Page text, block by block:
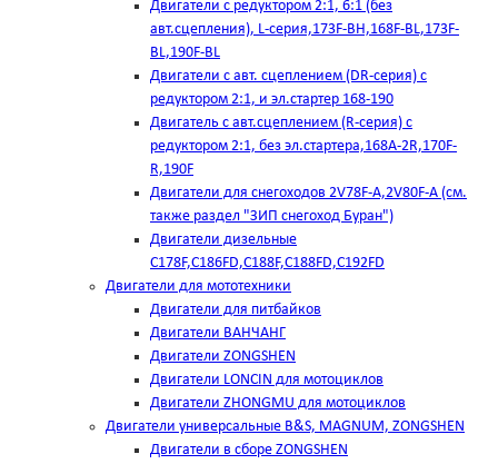
Двигатели с редуктором 2:1, 6:1 (без
авт.сцепления), L-серия,173F-BH,168F-BL,173F-
BL,190F-BL
Двигатели с авт. сцеплением (DR-серия) с
редуктором 2:1, и эл.стартер 168-190
Двигатель с авт.сцеплением (R-серия) с
редуктором 2:1, без эл.стартера,168А-2R,170F-
R,190F
Двигатели для снегоходов 2V78F-A,2V80F-A (см.
также раздел "ЗИП снегоход Буран")
Двигатели дизельные
C178F,С186FD,C188F,C188FD,C192FD
Двигатели для мототехники
Двигатели для питбайков
Двигатели ВАНЧАНГ
Двигатели ZONGSHEN
Двигатели LONCIN для мотоциклов
Двигатели ZHONGMU для мотоциклов
Двигатели универсальные B&S, MAGNUM, ZONGSHEN
Двигатели в сборе ZONGSHEN